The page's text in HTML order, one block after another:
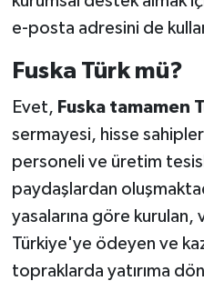
e-posta adresini de
Fuska Türk mü?
Evet, Fuska tamamen
sermayesi, hisse
personeli ve üretim
paydaşlardan
yasalarına göre
Türkiye'ye ödeyen ve
topraklarda yatırıma